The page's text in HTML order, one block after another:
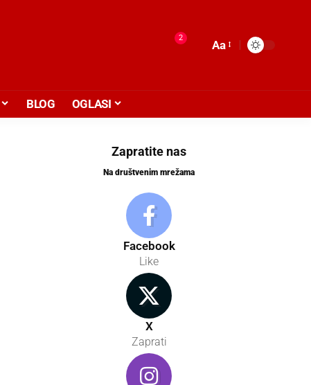
2
Aa
BLOG OGLASI
Zapratite nas
Na društvenim mrežama
Facebook
Like
X
Zaprati